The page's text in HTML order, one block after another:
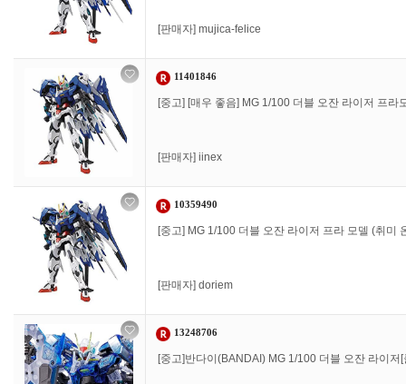
[판매자] mujica-felice
11401846
[중고] [매우 좋음] MG 1/100 더블 오잔 라이저 프라
[판매자] iinex
10359490
[중고] MG 1/100 더블 오잔 라이저 프라 모델 (취미
[판매자] doriem
13248706
[중고]반다이(BANDAI) MG 1/100 더블 오잔 라이저